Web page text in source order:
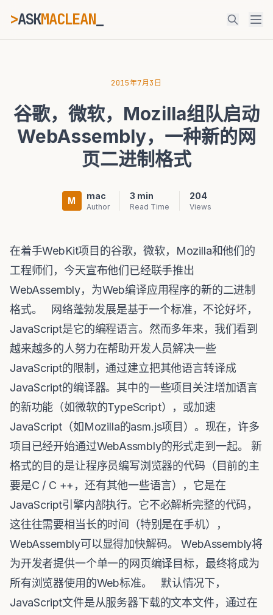
>ASKMACLEAN
⌘K Ctrl+K
2015年7月3日
谷歌，微软，Mozilla组队启动
WebAssembly，一种新的网
页二进制格式
M mac
Author
3 min
Read Time
204
Views
在着手WebKit项目的谷歌，微软，Mozilla和他们的
工程师们，今天宣布他们已经联手推出
WebAssembly，为Web编译应用程序的新的二进制
格式。 网络蓬勃发展是基于一个标准，不论好坏，
JavaScript是它的编程语言。然而多年来，我们看到
越来越多的人努力在帮助开发人员解决一些
JavaScript的限制，通过建立把其他语言转译成
JavaScript的编译器。其中的一些项目关注增加语言
的新功能（如微软的TypeScript），或加速
JavaScript（如Mozilla的asm.js项目）。现在，许多
项目已经开始通过WebAssmbly的形式走到一起。 新
格式的目的是让程序员编写浏览器的代码（目前的主
要是C / C ++，还有其他一些语言），它是在
JavaScript引擎内部执行。它不必解析完整的代码，
这往往需要相当长的时间（特别是在手机），
WebAssembly可以显得加快解码。WebAssembly将
为开发者提供一个单一的网页编译目标，最终将成为
所有浏览器使用的Web标准。 默认情况下，
JavaScript文件是从服务器下载的文本文件，通过在